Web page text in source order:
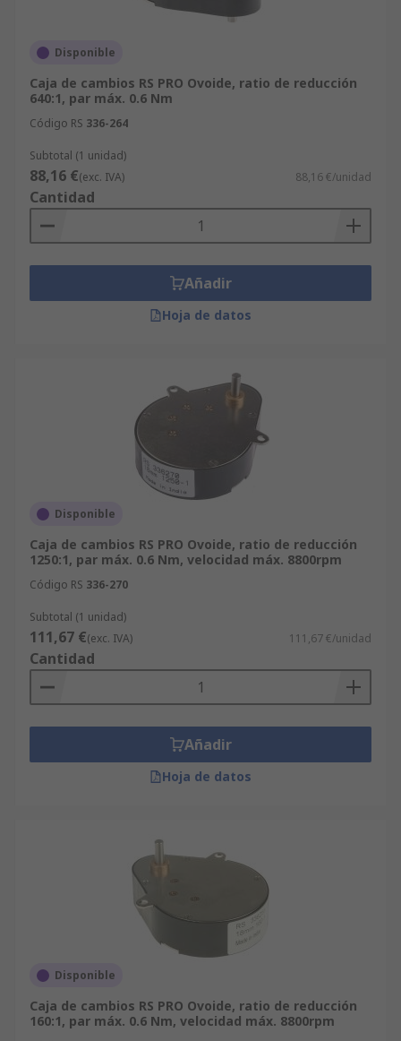
Disponible
Caja de cambios RS PRO Ovoide, ratio de reducción
640:1, par máx. 0.6 Nm
Código RS 336-264
Subtotal (1 unidad)
88,16 €(exc. IVA) 88,16 €/unidad
Cantidad
Añadir
Hoja de datos
Disponible
Caja de cambios RS PRO Ovoide, ratio de reducción
1250:1, par máx. 0.6 Nm, velocidad máx. 8800rpm
Código RS 336-270
Subtotal (1 unidad)
111,67 €(exc. IVA) 111,67 €/unidad
Cantidad
Añadir
Hoja de datos
Disponible
Caja de cambios RS PRO Ovoide, ratio de reducción
160:1, par máx. 0.6 Nm, velocidad máx. 8800rpm